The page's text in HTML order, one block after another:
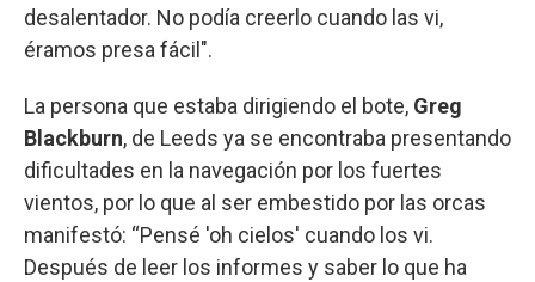
desalentador. No podía creerlo cuando las vi,
éramos presa fácil".
La persona que estaba dirigiendo el bote, Greg
Blackburn, de Leeds ya se encontraba presentando
dificultades en la navegación por los fuertes
vientos, por lo que al ser embestido por las orcas
manifestó: “Pensé 'oh cielos' cuando los vi.
Después de leer los informes y saber lo que ha